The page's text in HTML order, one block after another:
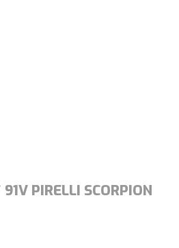
PIRELLI SCORPION